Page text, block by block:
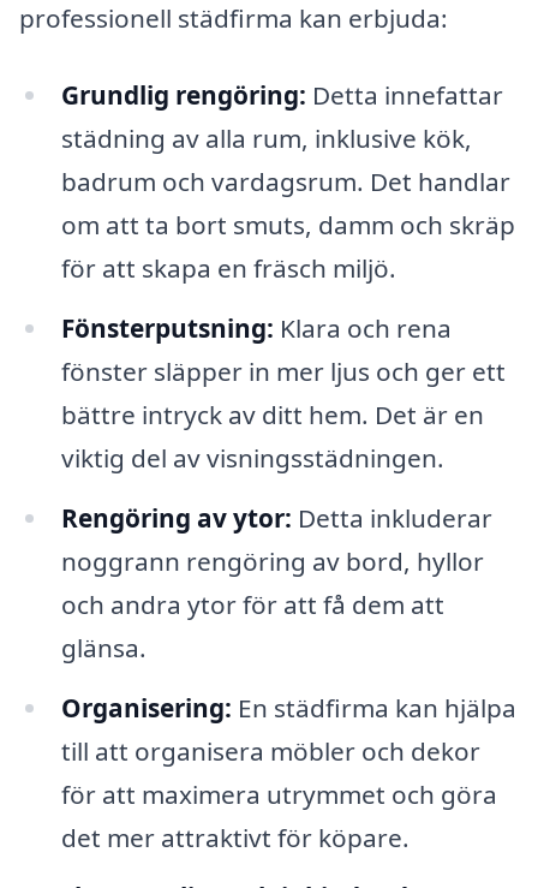
professionell städfirma kan erbjuda:
Grundlig rengöring: Detta innefattar
städning av alla rum, inklusive kök,
badrum och vardagsrum. Det handlar
om att ta bort smuts, damm och skräp
för att skapa en fräsch miljö.
Fönsterputsning: Klara och rena
fönster släpper in mer ljus och ger ett
bättre intryck av ditt hem. Det är en
viktig del av visningsstädningen.
Rengöring av ytor: Detta inkluderar
noggrann rengöring av bord, hyllor
och andra ytor för att få dem att
glänsa.
Organisering: En städfirma kan hjälpa
till att organisera möbler och dekor
för att maximera utrymmet och göra
det mer attraktivt för köpare.